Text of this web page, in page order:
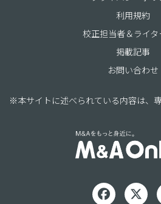
利用規約
校正担当者＆ライタ
掲載記事
お問い合わせ
※本サイトに述べられている内容は、